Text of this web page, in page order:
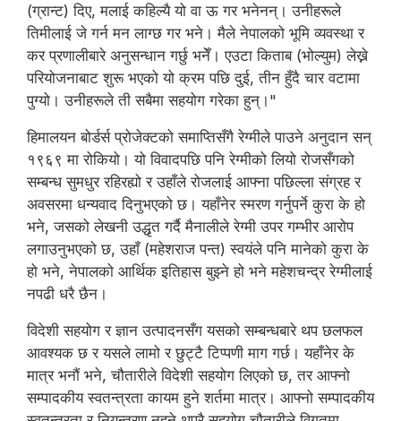
(ग्रान्ट) दिए, मलाई कहिल्यै यो वा ऊ गर भनेनन्। उनीहरूले
तिमीलाई जे गर्न मन लाग्छ गर भने। मैले नेपालको भूमि व्यवस्था र
कर प्रणालीबारे अनुसन्धान गर्छु भनेँ। एउटा किताब (भोल्युम) लेख्ने
परियोजनाबाट शुरू भएको यो क्रम पछि दुई, तीन हुँदै चार वटामा
पुग्यो। उनीहरूले ती सबैमा सहयोग गरेका हुन्।"
हिमालयन बोर्डर्स प्रोजेक्टको समाप्तिसँगै रेग्मीले पाउने अनुदान सन्
१९६९ मा रोकियो। यो विवादपछि पनि रेग्मीको लियो रोजसँगको
सम्बन्ध सुमधुर रहिरह्यो र उहाँले रोजलाई आफ्ना पछिल्ला संग्रह र
अवसरमा धन्यवाद दिनुभएको छ। यहाँनेर स्मरण गर्नुपर्ने कुरा के हो
भने, जसको लेखनी उद्धृत गर्दै मैनालीले रेग्मी उपर गम्भीर आरोप
लगाउनुभएको छ, उहाँ (महेशराज पन्त) स्वयंले पनि मानेको कुरा के
हो भने, नेपालको आर्थिक इतिहास बुझ्ने हो भने महेशचन्द्र रेग्मीलाई
नपढी धरै छैन।
विदेशी सहयोग र ज्ञान उत्पादनसँग यसको सम्बन्धबारे थप छलफल
आवश्यक छ र यसले लामो र छुट्टै टिप्पणी माग गर्छ। यहाँनेर के
मात्र भनौं भने, चौतारीले विदेशी सहयोग लिएको छ, तर आफ्नो
सम्पादकीय स्वतन्त्रता कायम हुने शर्तमा मात्र। आफ्नो सम्पादकीय